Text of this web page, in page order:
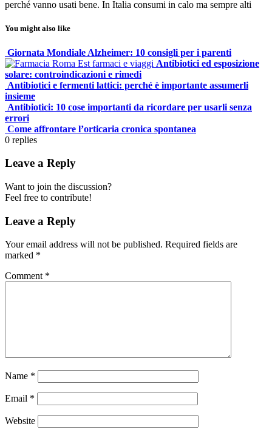
perché vanno usati bene. In Italia consumi in calo ma sempre alti
You might also like
Giornata Mondiale Alzheimer: 10 consigli per i parenti
Antibiotici ed esposizione
solare: controindicazioni e rimedi
Antibiotici e fermenti lattici: perché è importante assumerli
insieme
Antibiotici: 10 cose importanti da ricordare per usarli senza
errori
Come affrontare l’orticaria cronica spontanea
0 replies
Leave a Reply
Want to join the discussion?
Feel free to contribute!
Leave a Reply
Your email address will not be published. Required fields are
marked *
Comment *
Name *
Email *
Website